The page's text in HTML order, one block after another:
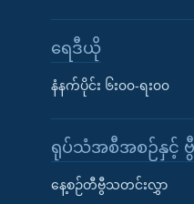
ရေဒီယို
နံနက်ပိုင်း ၆း၀၀-ရး၀၀
ရုပ်သံအစီအစဉ်နှင့် ဗွီ
နေ့စဉ်တီဗွီသတင်းလွှာ